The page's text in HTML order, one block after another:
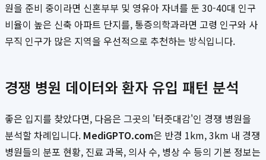
원을 준비 중이라면 신혼부부 및 영유아 자녀를 둔 30-40대 인구
비율이 높은 신축 아파트 단지를, 통증의학과라면 고령 인구와 사
무직 인구가 많은 지역을 우선적으로 추천하는 방식입니다.
경쟁 병원 데이터와 환자 유입 패턴 분석
좋은 입지를 찾았다면, 다음은 그곳의 '터줏대감'인 경쟁 병원을
분석할 차례입니다. MediGPTO.com은 반경 1km, 3km 내 경쟁
병원들의 분포 현황, 진료 과목, 의사 수, 병상 수 등의 기본 정보는